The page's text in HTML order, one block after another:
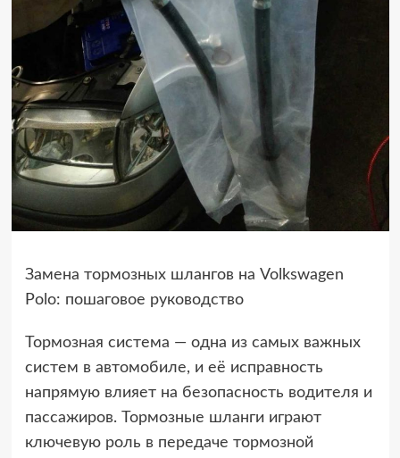
Замена тормозных шлангов на Volkswagen
Polo: пошаговое руководство
Тормозная система — одна из самых важных
систем в автомобиле, и её исправность
напрямую влияет на безопасность водителя и
пассажиров. Тормозные шланги играют
ключевую роль в передаче тормозной